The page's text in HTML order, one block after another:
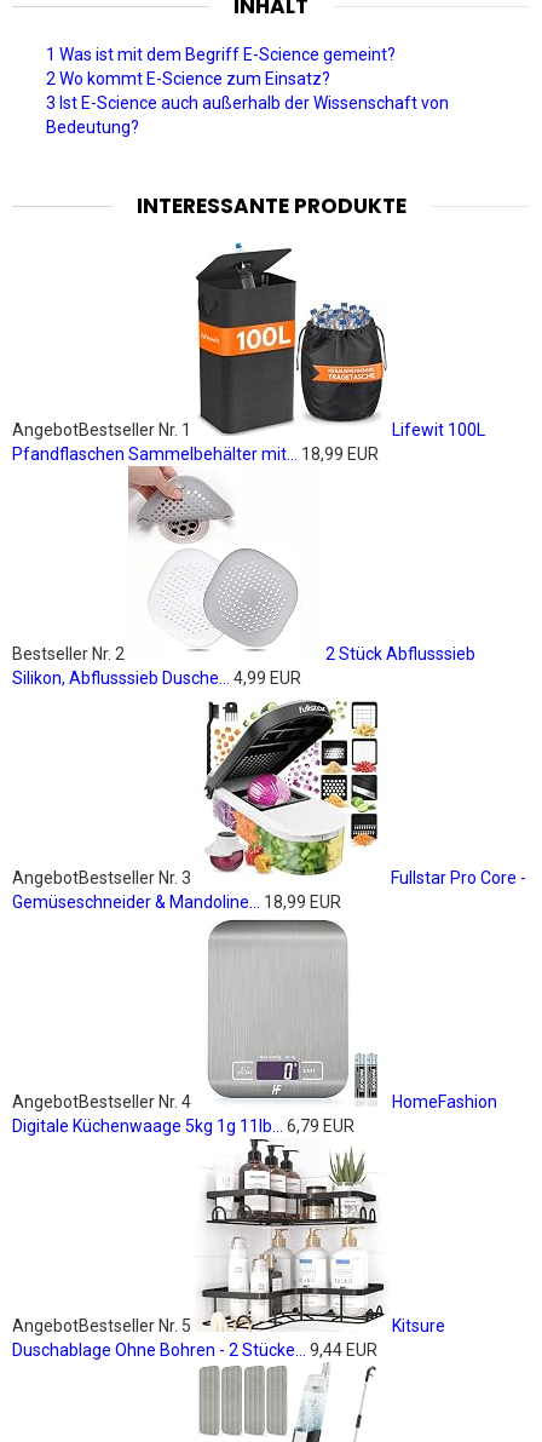
INHALT
1 Was ist mit dem Begriff E-Science gemeint?
2 Wo kommt E-Science zum Einsatz?
3 Ist E-Science auch außerhalb der Wissenschaft von
Bedeutung?
INTERESSANTE PRODUKTE
AngebotBestseller Nr. 1
Lifewit 100L
Pfandflaschen Sammelbehälter mit...
18,99 EUR
Bestseller Nr. 2
2 Stück Abflusssieb
Silikon, Abflusssieb Dusche...
4,99 EUR
AngebotBestseller Nr. 3
Fullstar Pro Core -
Gemüseschneider & Mandoline...
18,99 EUR
AngebotBestseller Nr. 4
HomeFashion
Digitale Küchenwaage 5kg 1g 11lb...
6,79 EUR
AngebotBestseller Nr. 5
Kitsure
Duschablage Ohne Bohren - 2 Stücke...
9,44 EUR